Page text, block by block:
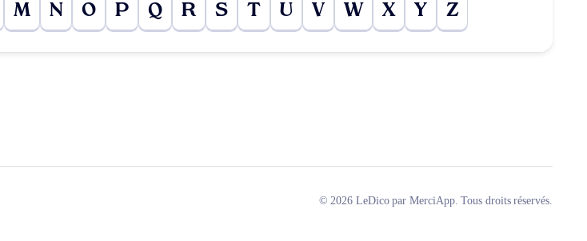
M N O P Q R S T U V W X Y Z
© 2026 LeDico par MerciApp. Tous droits réservés.